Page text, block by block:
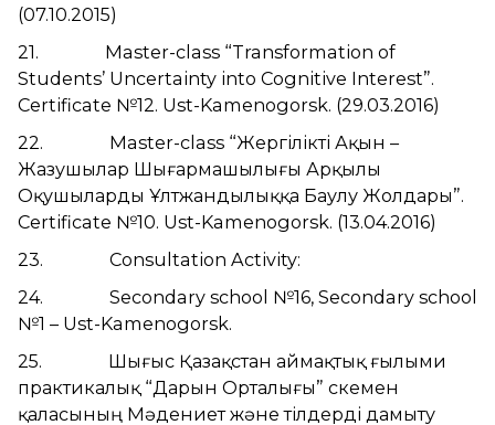
(07.10.2015)
21. Master-class “Transformation of
Students’ Uncertainty into Cognitive Interest”.
Certificate №12. Ust-Kamenogorsk. (29.03.2016)
22. Master-class “Жергілікті Ақын –
Жазушылар Шығармашылығы Арқылы
Оқушыларды Ұлтжандылыққа Баулу Жолдары”.
Certificate №10. Ust-Kamenogorsk. (13.04.2016)
23. Consultation Activity:
24. Secondary school №16, Secondary school
№1 – Ust-Kamenogorsk.
25. Шығыс Қазақстан аймақтық ғылыми
практикалық “Дарын Орталығы” Өскемен
қаласының Мәдениет және тілдерді дамыту